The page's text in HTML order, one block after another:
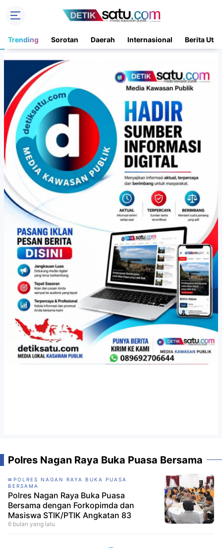
Trending Sorotan Daerah Internasional Berita
Polres Nagan Raya Buka Puasa Bersama
POLRES NAGAN RAYA BUKA PUASA
BERSAMA
Polres Nagan Raya Buka Puasa
Bersama dengan Forkopimda dan
Masiswa STIK/PTIK Angkatan 83
6 bulan yang lalu